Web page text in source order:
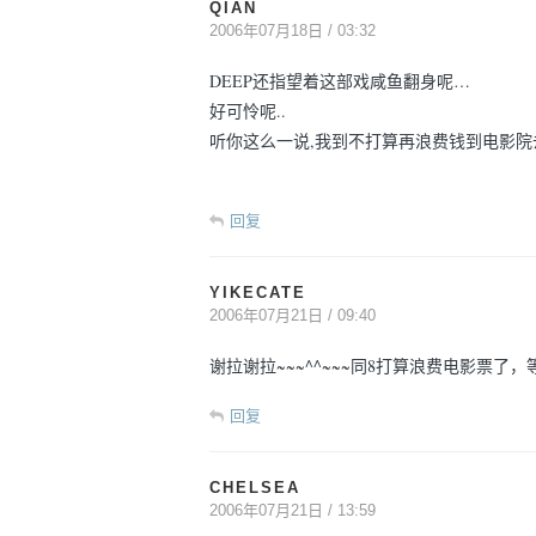
QIAN
2006年07月18日 / 03:32
DEEP还指望着这部戏咸鱼翻身呢…
好可怜呢..
听你这么一说,我到不打算再浪费钱到电影
回复
YIKECATE
2006年07月21日 / 09:40
谢拉谢拉~~~^^~~~同8打算浪费电影票了，
回复
CHELSEA
2006年07月21日 / 13:59